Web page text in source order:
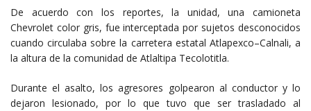
De acuerdo con los reportes, la unidad, una camioneta
Chevrolet color gris, fue interceptada por sujetos desconocidos
cuando circulaba sobre la carretera estatal Atlapexco–Calnali, a
la altura de la comunidad de Atlaltipa Tecolotitla.
Durante el asalto, los agresores golpearon al conductor y lo
dejaron lesionado, por lo que tuvo que ser trasladado al